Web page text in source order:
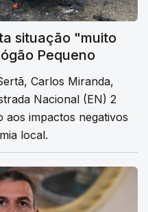
situação "muito
Pequeno
Carlos Miranda,
Nacional (EN) 2
impactos negativos
local.